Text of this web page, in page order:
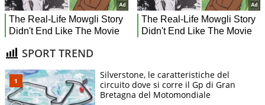
SPORT TREND
Silverstone, le caratteristiche del
circuito dove si corre il Gp di Gran
Bretagna del Motomondiale